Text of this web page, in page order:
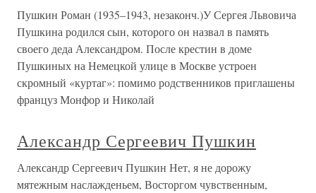
Пушкин Роман (1935–1943, незаконч.)У Сергея Львовича
Пушкина родился сын, которого он назвал в память
своего деда Александром. После крестин в доме
Пушкиных на Немецкой улице в Москве устроен
скромный «куртаг»: помимо родственников приглашены
француз Монфор и Николай
Александр Сергеевич Пушкин
Александр Сергеевич Пушкин Нет, я не дорожу
мятежным наслажденьем, Восторгом чувственным,